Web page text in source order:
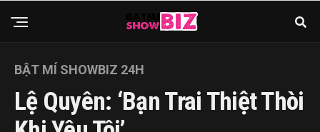
BẬT MÍ SHOWBIZ 24H
Lệ Quyên: ‘Bạn Trai Thiệt Thòi